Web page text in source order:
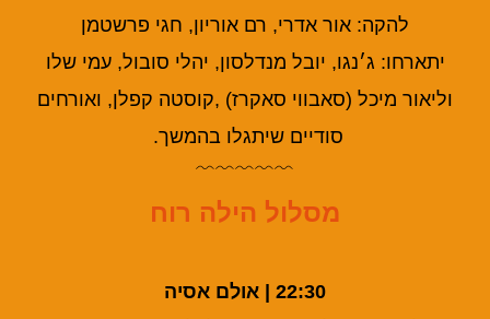
להקה: אור אדרי, רם אוריון, חגי פרשטמן
יתארחו: ג׳נגו, יובל מנדלסון, יהלי סובול, עמי שלו
וליאור מיכל (סאבווי סאקרז) ,קוסטה קפלן, ואורחים
סודיים שיתגלו בהמשך.
﹌﹌﹌﹌﹌
מסלול הילה רוח
22:30 | אולם אסיה